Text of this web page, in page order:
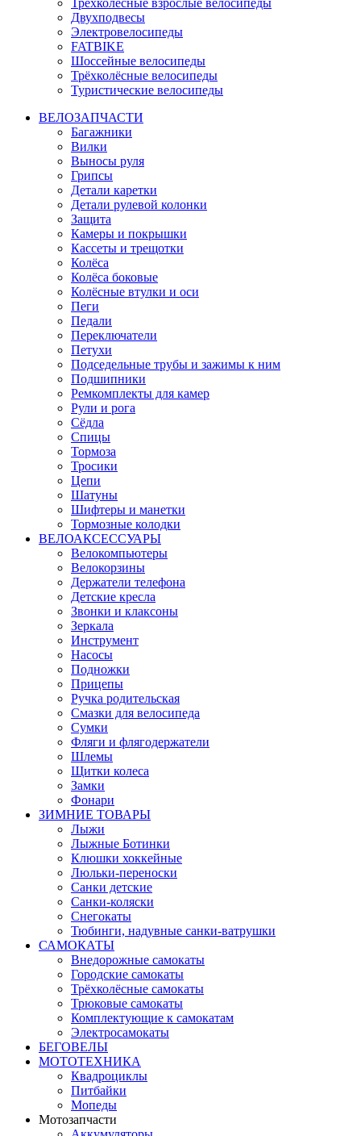
Двухподвесы
Электровелосипеды
FATBIKE
Шоссейные велосипеды
Трёхколёсные велосипеды
Туристические велосипеды
ВЕЛОЗАПЧАСТИ
Багажники
Вилки
Выносы руля
Грипсы
Детали каретки
Детали рулевой колонки
Защита
Камеры и покрышки
Кассеты и трещотки
Колёса
Колёса боковые
Колёсные втулки и оси
Пеги
Педали
Переключатели
Петухи
Подседельные трубы и зажимы к ним
Подшипники
Ремкомплекты для камер
Рули и рога
Сёдла
Спицы
Тормоза
Тросики
Цепи
Шатуны
Шифтеры и манетки
Тормозные колодки
ВЕЛОАКСЕССУАРЫ
Велокомпьютеры
Велокорзины
Держатели телефона
Детские кресла
Звонки и клаксоны
Зеркала
Инструмент
Насосы
Подножки
Прицепы
Ручка родительская
Смазки для велосипеда
Сумки
Фляги и флягодержатели
Шлемы
Щитки колеса
Замки
Фонари
ЗИМНИЕ ТОВАРЫ
Лыжи
Лыжные Ботинки
Клюшки хоккейные
Люльки-переноски
Санки детские
Санки-коляски
Снегокаты
Тюбинги, надувные санки-ватрушки
САМОКАТЫ
Внедорожные самокаты
Городские самокаты
Трёхколёсные самокаты
Трюковые самокаты
Комплектующие к самокатам
Электросамокаты
БЕГОВЕЛЫ
МОТОТЕХНИКА
Квадроциклы
Питбайки
Мопеды
Мотозапчасти